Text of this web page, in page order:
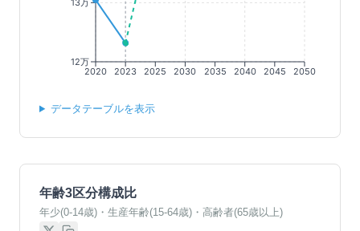
2020 2023 2025 2030 2035 2040 2045 2050
12万
13万
データテーブルを表示
年齢3区分構成比
年少(0-14歳)・生産年齢(15-64歳)・高齢者(65歳以上)